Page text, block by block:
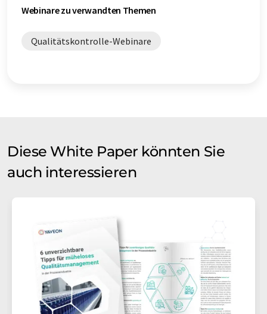
Webinare zu verwandten Themen
Qualitätskontrolle-Webinare
Diese White Paper könnten Sie
auch interessieren